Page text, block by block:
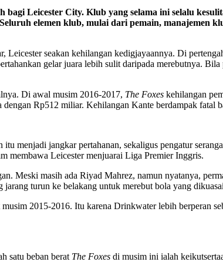
Leicester City. Klub yang selama ini selalu
elemen klub, mulai dari pemain, manajemen
seakan kehilangan kedigjayaannya. Di
gelar juara lebih sulit daripada merebutnya.
Di awal musim 2016-2017, The Foxes kehilangan
Rp512 miliar. Kehilangan Kante berdampak fatal
menjadi jangkar pertahanan, sekaligus pengatur
membawa Leicester menjuarai Liga Premier Inggris.
Meski masih ada Riyad Mahrez, namun nyatanya,
turun ke belakang untuk merebut bola yang
2015-2016. Itu karena Drinkwater lebih berperan
satu beban berat The Foxes di musim ini ialah